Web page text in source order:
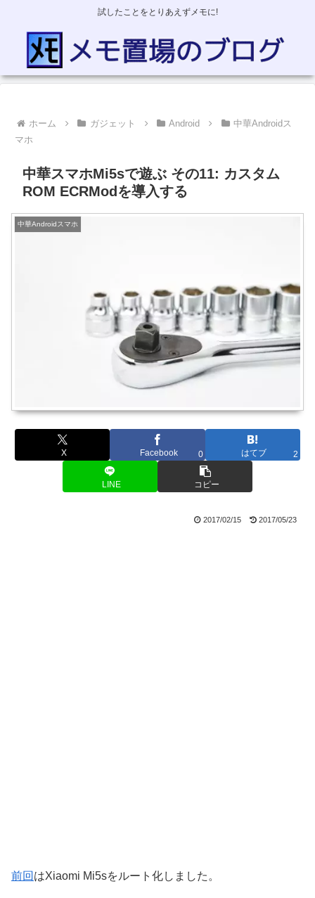
試したことをとりあえずメモに!
ホーム ガジェット Android
中華Androidス
マホ
中華スマホMi5sで遊ぶ その11: カスタム
ROM ECRModを導入する
中華Androidスマホ
X Facebook 0 はてブ 2
LINE コピー
2017/02/15 2017/05/23
前回 はXiaomi Mi5sをルート化しました。